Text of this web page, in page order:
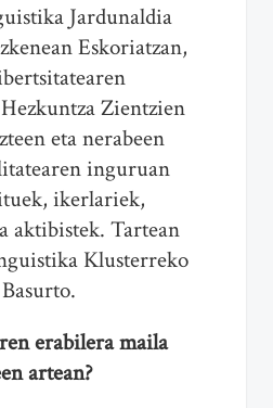
Jardunaldia
Eskoriatzan,
Zientzien
eta nerabeen
inguruan
ikerlariek,
aktibistek. Tartean
Klusterreko
erabilera maila
artean?